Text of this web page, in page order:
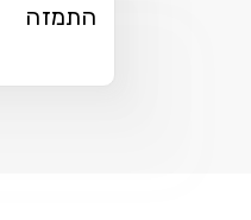
התמזה